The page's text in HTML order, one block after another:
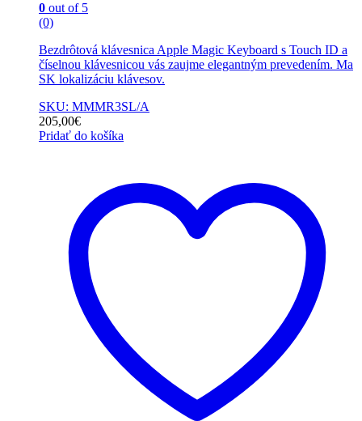
0 out of 5
(0)
Bezdrôtová klávesnica Apple Magic Keyboard s Touch ID a
číselnou klávesnicou vás zaujme elegantným prevedením. Ma
SK lokalizáciu klávesov.
SKU: MMMR3SL/A
205,00€
Pridať do košíka